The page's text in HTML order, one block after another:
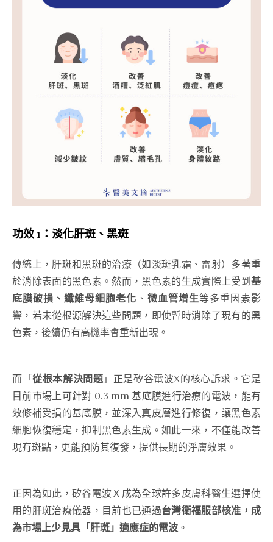
功效 1：淡化肝斑、黑斑
傳統上，肝斑和黑斑的治療（如淡斑乳霜、雷射）多著重
於消除表面的黑色素。然而，黑色素的生成實際上受到基
底膜破損、纖維母細胞老化 、 微血管增生等多重因素影
響，若未從根源解決這些問題，即使暫時消除了現有的黑
色素，後續仍有高機率會重新出現。
而「從根本解決問題 」正是矽谷電波X的核心訴求。它是
目前市場上可針對 0.3 mm 基底膜進行治療的電波，能有
效修補受損的基底膜，並深入真皮層進行修復，讓黑色素
細胞恢復穩定，抑制黑色素生成。如此一來，不僅能改善
現有斑點，更能預防其復發，提供長期的淨膚效果。
正因為如此，矽谷電波Ｘ成為全球許多皮膚科醫生選擇使
用的肝斑治療儀器，目前也已通過台灣衛福服部核准，成
為市場上少見具「肝斑」適應症的電波 。